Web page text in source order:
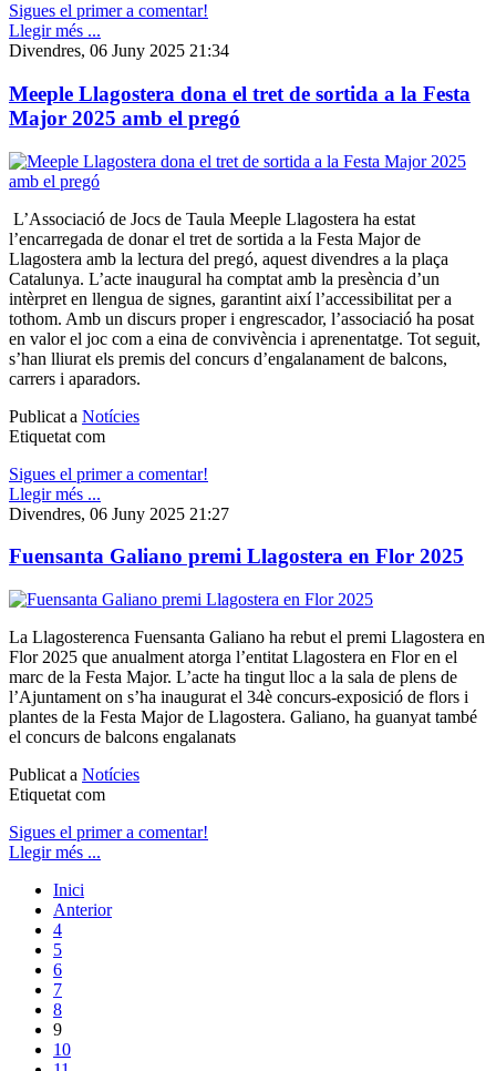
Sigues el primer a comentar!
Llegir més ...
Divendres, 06 Juny 2025 21:34
Meeple Llagostera dona el tret de sortida a la Festa
Major 2025 amb el pregó
L’Associació de Jocs de Taula Meeple Llagostera ha estat
l’encarregada de donar el tret de sortida a la Festa Major de
Llagostera amb la lectura del pregó, aquest divendres a la plaça
Catalunya. L’acte inaugural ha comptat amb la presència d’un
intèrpret en llengua de signes, garantint així l’accessibilitat per a
tothom. Amb un discurs proper i engrescador, l’associació ha posat
en valor el joc com a eina de convivència i aprenentatge. Tot seguit,
s’han lliurat els premis del concurs d’engalanament de balcons,
carrers i aparadors.
Publicat a Notícies
Etiquetat com
Sigues el primer a comentar!
Llegir més ...
Divendres, 06 Juny 2025 21:27
Fuensanta Galiano premi Llagostera en Flor 2025
La Llagosterenca Fuensanta Galiano ha rebut el premi Llagostera en
Flor 2025 que anualment atorga l’entitat Llagostera en Flor en el
marc de la Festa Major. L’acte ha tingut lloc a la sala de plens de
l’Ajuntament on s’ha inaugurat el 34è concurs-exposició de flors i
plantes de la Festa Major de Llagostera. Galiano, ha guanyat també
el concurs de balcons engalanats
Publicat a Notícies
Etiquetat com
Sigues el primer a comentar!
Llegir més ...
Inici
Anterior
4
5
6
7
8
9
10